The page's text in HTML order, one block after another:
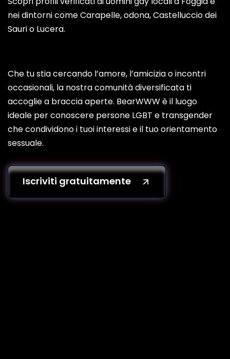
nei dintorni come Carapelle, odona, Castelluccio dei
Sauri o Lucera.
Che tu stia cercando l’amore, l’amicizia o incontri
occasionali, la nostra comunità diversificata ti
accoglie a braccia aperte. BearWWW è il luogo
ideale per conoscere persone LGBT e transgender
che condividono i tuoi interessi e il tuo orientamento
sessuale.
Iscriviti gratuitamente